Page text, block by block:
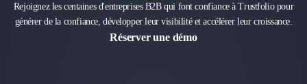
Rejoignez les centaines d'entreprises B2B qui font confiance à Trustfolio pour
générer de la confiance, développer leur visibilité et accélérer leur croissance.
Réserver une démo